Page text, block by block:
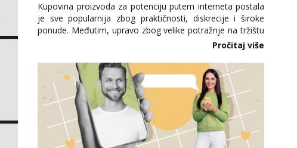
Kupovina proizvoda za potenciju putem interneta postala
je sve popularnija zbog praktičnosti, diskrecije i široke
ponude. Međutim, upravo zbog velike potražnje na tržištu
se pojavljuju i brojni krivotvoreni proizvodi, nepouzdane
internetske trgovine te proizvodi nepoznatog podrijetla. ...
Pročitaj više